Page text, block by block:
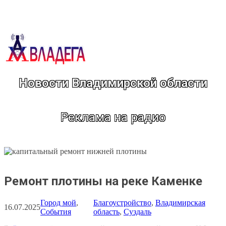
Новости Владимирской области
Реклама на радио
Ремонт плотины на реке Каменке
16.07.2025
Город мой
События
Благоустройство, Владимирская
область, Суздаль